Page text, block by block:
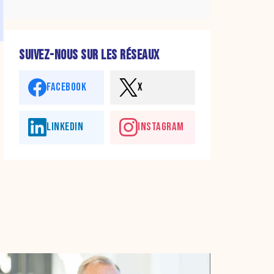
SUIVEZ-NOUS SUR LES RÉSEAUX
FACEBOOK X
LINKEDIN INSTAGRAM